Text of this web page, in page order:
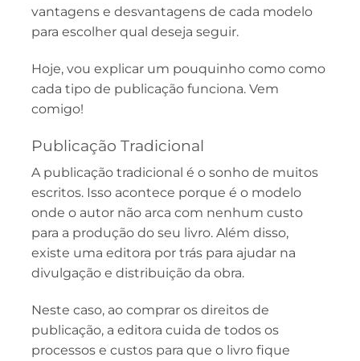
vantagens e desvantagens de cada modelo
para escolher qual deseja seguir.
Hoje, vou explicar um pouquinho como como
cada tipo de publicação funciona. Vem
comigo!
Publicação Tradicional
A publicação tradicional é o sonho de muitos
escritos. Isso acontece porque é o modelo
onde o autor não arca com nenhum custo
para a produção do seu livro. Além disso,
existe uma editora por trás para ajudar na
divulgação e distribuição da obra.
Neste caso, ao comprar os direitos de
publicação, a editora cuida de todos os
processos e custos para que o livro fique